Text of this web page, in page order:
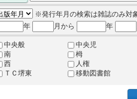
※発行年月の検索は雑誌のみ対
年
月から 年
中央般
中央児
南
栂
西
人権
ＴＣ堺東
移動図書館